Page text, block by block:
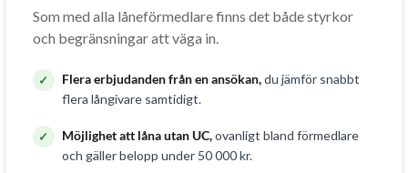
Som med alla låneförmedlare finns det både styrkor
och begränsningar att väga in.
Flera erbjudanden från en ansökan,du jämför snabbt
flera långivare samtidigt.
Möjlighet att låna utan UC,ovanligt bland förmedlare
och gäller belopp under 50 000 kr.